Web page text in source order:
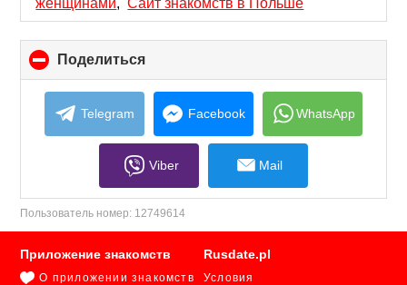
Поделиться
to
collapse
contents
Telegram Facebook WhatsApp
Viber Mail
Пользователь номер: 12749614
Rusdate.pl
Условия
Приложение знакомств
О приложении знакомств